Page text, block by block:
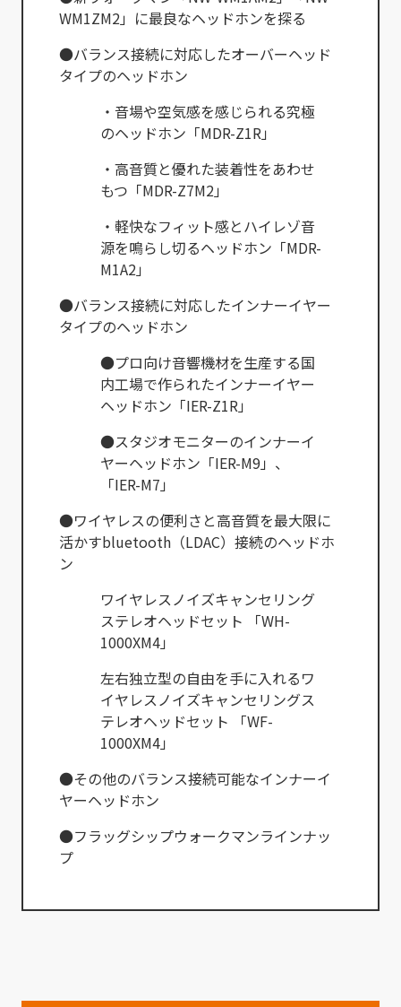
WM1ZM2」に最良なヘッドホンを探る
●バランス接続に対応したオーバーヘッド
タイプのヘッドホン
・音場や空気感を感じられる究極
のヘッドホン「MDR-Z1R」
・高音質と優れた装着性をあわせ
もつ「MDR-Z7M2」
・軽快なフィット感とハイレゾ音
源を鳴らし切るヘッドホン「MDR-
M1A2」
●バランス接続に対応したインナーイヤー
タイプのヘッドホン
●プロ向け音響機材を生産する国
内工場で作られたインナーイヤー
ヘッドホン「IER-Z1R」
●スタジオモニターのインナーイ
ヤーヘッドホン「IER-M9」、
「IER-M7」
●ワイヤレスの便利さと高音質を最大限に
活かすbluetooth（LDAC）接続のヘッドホ
ン
ワイヤレスノイズキャンセリング
ステレオヘッドセット 「WH-
1000XM4」
左右独立型の自由を手に入れるワ
イヤレスノイズキャンセリングス
テレオヘッドセット 「WF-
1000XM4」
●その他のバランス接続可能なインナーイ
ヤーヘッドホン
●フラッグシップウォークマンラインナッ
プ